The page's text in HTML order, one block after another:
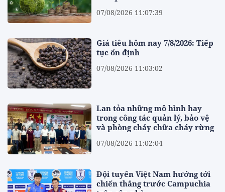
07/08/2026 11:07:39
Giá tiêu hôm nay 7/8/2026: Tiếp
tục ổn định
07/08/2026 11:03:02
Lan tỏa những mô hình hay
trong công tác quản lý, bảo vệ
và phòng cháy chữa cháy rừng
07/08/2026 11:02:04
Đội tuyển Việt Nam hướng tới
chiến thắng trước Campuchia